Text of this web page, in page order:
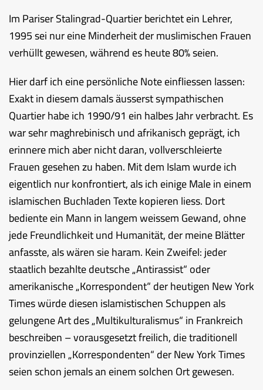
Im Pariser Stalingrad-Quartier berichtet ein Lehrer,
1995 sei nur eine Minderheit der muslimischen Frauen
verhüllt gewesen, während es heute 80% seien.
Hier darf ich eine persönliche Note einfliessen lassen:
Exakt in diesem damals äusserst sympathischen
Quartier habe ich 1990/91 ein halbes Jahr verbracht. Es
war sehr maghrebinisch und afrikanisch geprägt, ich
erinnere mich aber nicht daran, vollverschleierte
Frauen gesehen zu haben. Mit dem Islam wurde ich
eigentlich nur konfrontiert, als ich einige Male in einem
islamischen Buchladen Texte kopieren liess. Dort
bediente ein Mann in langem weissem Gewand, ohne
jede Freundlichkeit und Humanität, der meine Blätter
anfasste, als wären sie haram. Kein Zweifel: jeder
staatlich bezahlte deutsche „Antirassist“ oder
amerikanische „Korrespondent“ der heutigen New York
Times würde diesen islamistischen Schuppen als
gelungene Art des „Multikulturalismus“ in Frankreich
beschreiben – vorausgesetzt freilich, die traditionell
provinziellen „Korrespondenten“ der New York Times
seien schon jemals an einem solchen Ort gewesen.